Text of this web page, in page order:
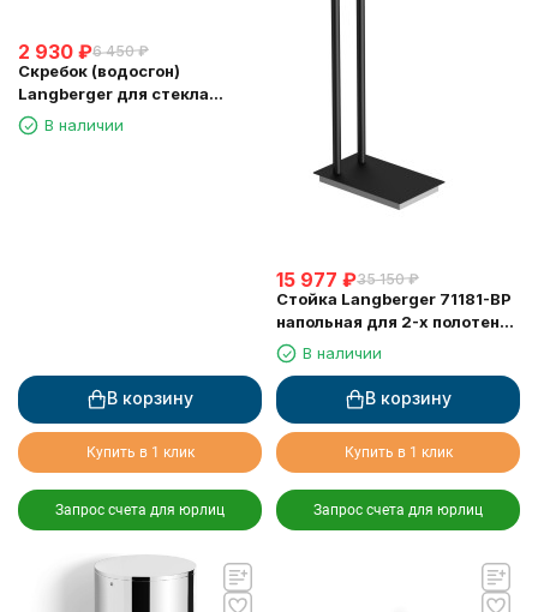
2 930 ₽6 450 ₽
Скребок (водосгон)
Langberger для стекла
зеркала хром (74183)
В наличии
В корзину
Купить в 1 клик
Запрос счета для юрлиц
15 977 ₽35 150 ₽
Стойка Langberger 71181-BP
напольная для 2-х полотенец
чернаяВ наличии
В корзину
Купить в 1 клик
Запрос счета для юрлиц